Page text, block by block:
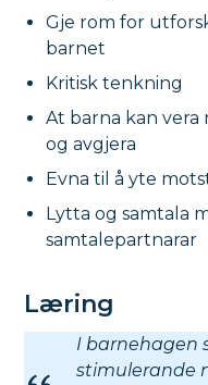
Gje rom for
barnet
Kritisk tenkning
At barna kan vera
og avgjera
Evna til å yte
Lytta og samtala
samtalepartnarar
Læring
I barnehagen
stimulerande